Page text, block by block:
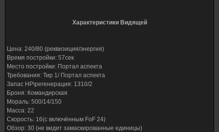
Характеристики Видящей
Цена: 240/80 (реквизиция/энергия)
Время постройки: 57сек
Место постройки: Портал аспекта
Требования: Тир 1/ Портал аспекта
Запас HP\регенерация: 1310/2
Броня: Командирская
Мораль: 500/14/150
Масса: 22
Скорость: 16(с включённым FoF 24)
Обзор: 30 (не видит замаскированные единицы)